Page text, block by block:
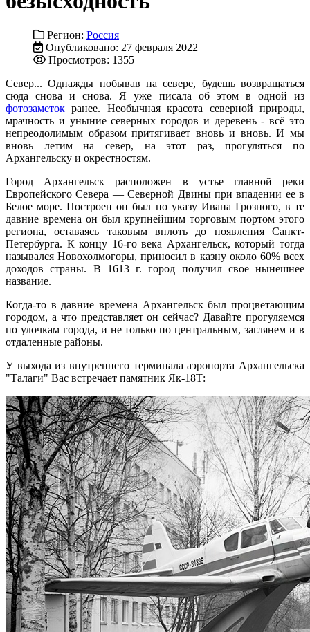
Регион: Россия
Опубликовано: 27 февраля 2022
Просмотров: 1355
Север... Однажды побывав на севере, будешь возвращаться
сюда снова и снова. Я уже писала об этом в одной из
фотозаметок ранее. Необычная красота северной природы,
мрачность и уныние северных городов и деревень - всё это
непреодолимым образом притягивает вновь и вновь. И мы
вновь летим на север, на этот раз, прогуляться по
Архангельску и окрестностям.
Город Архангельск расположен в устье главной реки
Европейского Севера — Северной Двины при впадении ее в
Белое море. Построен он был по указу Ивана Грозного, в те
давние времена он был крупнейшим торговым портом этого
региона, оставаясь таковым вплоть до появления Санкт-
Петербурга. К концу 16-го века Архангельск, который тогда
назывался Новохолмогоры, приносил в казну около 60% всех
доходов страны. В 1613 г. город получил свое нынешнее
название.
Когда-то в давние времена Архангельск был процветающим
городом, а что представляет он сейчас? Давайте прогуляемся
по улочкам города, и не только по центральным, заглянем и в
отдаленные районы.
У выхода из внутреннего терминала аэропорта Архангельска
"Талаги" Вас встречает памятник Як-18Т: